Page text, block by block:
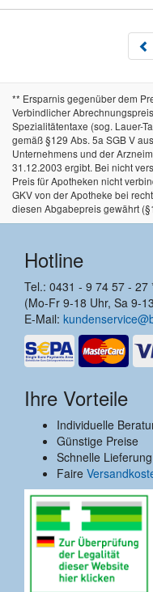
** Ersparnis gegenüber dem
Verbindlicher
Spezialitätentaxe (sog. Lauer-
gemäß §129 Abs. 5a SGB V
Unternehmens und der
31.12.2003 ergibt. Bei nicht
Preis für Apotheken nicht
GKV von der Apotheke bei
diesen Abgabepreis gewährt
Hotline
Tel.: 0431 - 9 74 57 - 27
(Mo-Fr 9-18 Uhr, Sa 9-
E-Mail:
Ihre Vorteile
Individuelle
Günstige Preise
Schnelle Lieferung
Faire